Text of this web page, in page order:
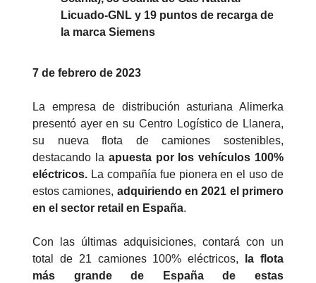
Licuado-GNL y 19 puntos de recarga de
la marca Siemens
7 de febrero de 2023
La empresa de distribución asturiana Alimerka
presentó ayer en su Centro Logístico de Llanera,
su nueva flota de camiones sostenibles,
destacando la apuesta por los vehículos 100%
eléctricos. La compañía fue pionera en el uso de
estos camiones, adquiriendo en 2021 el primero
en el sector retail en España.
Con las últimas adquisiciones, contará con un
total de 21 camiones 100% eléctricos,
la flota
más grande de España de estas